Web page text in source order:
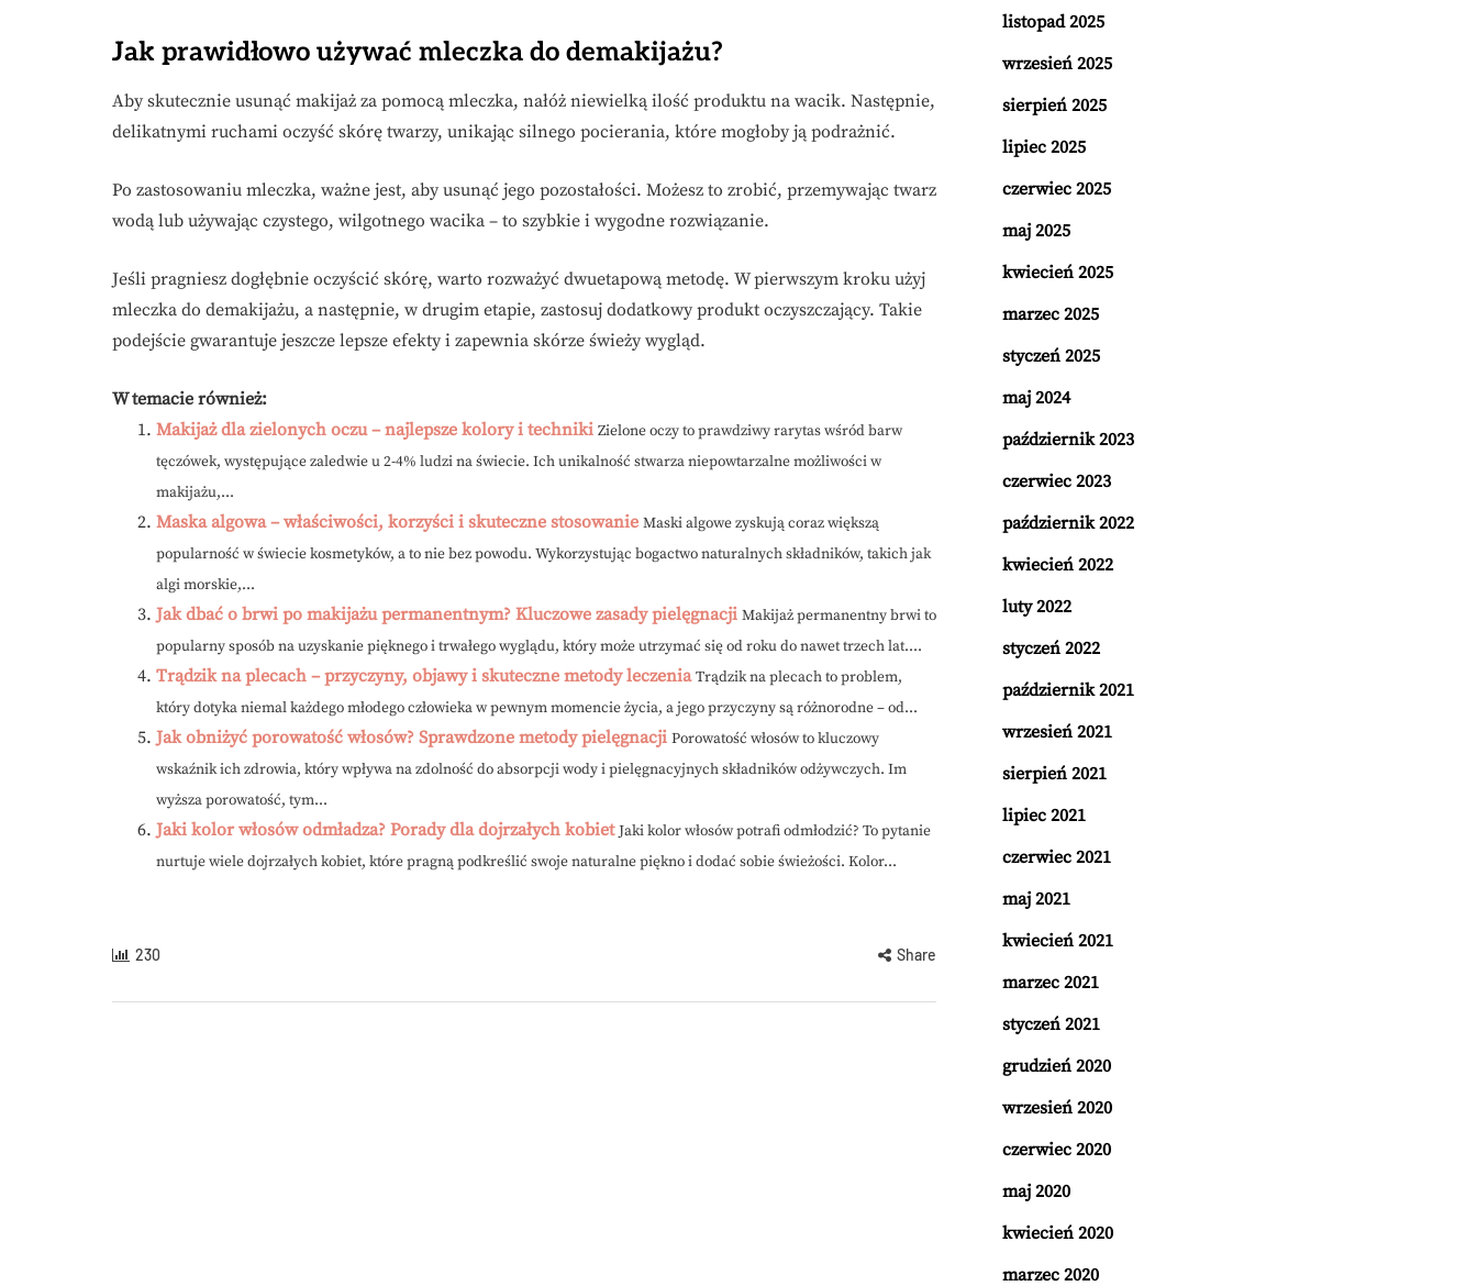
Jak prawidłowo używać mleczka do demakijażu?
Aby skutecznie usunąć makijaż za pomocą mleczka, nałóż niewielką ilość produktu na wacik. Następnie,
delikatnymi ruchami oczyść skórę twarzy, unikając silnego pocierania, które mogłoby ją podrażnić.
Po zastosowaniu mleczka, ważne jest, aby usunąć jego pozostałości. Możesz to zrobić, przemywając twarz
wodą lub używając czystego, wilgotnego wacika – to szybkie i wygodne rozwiązanie.
Jeśli pragniesz dogłębnie oczyścić skórę, warto rozważyć dwuetapową metodę. W pierwszym kroku użyj
mleczka do demakijażu, a następnie, w drugim etapie, zastosuj dodatkowy produkt oczyszczający. Takie
podejście gwarantuje jeszcze lepsze efekty i zapewnia skórze świeży wygląd.
W temacie również:
Makijaż dla zielonych oczu – najlepsze kolory i techniki Zielone oczy to prawdziwy rarytas wśród barw
tęczówek, występujące zaledwie u 2-4% ludzi na świecie. Ich unikalność stwarza niepowtarzalne możliwości w
makijażu,...
Maska algowa – właściwości, korzyści i skuteczne stosowanie Maski algowe zyskują coraz większą
popularność w świecie kosmetyków, a to nie bez powodu. Wykorzystując bogactwo naturalnych składników, takich jak
algi morskie,...
Jak dbać o brwi po makijażu permanentnym? Kluczowe zasady pielęgnacji Makijaż permanentny brwi to
popularny sposób na uzyskanie pięknego i trwałego wyglądu, który może utrzymać się od roku do nawet trzech lat....
Trądzik na plecach – przyczyny, objawy i skuteczne metody leczenia Trądzik na plecach to problem,
który dotyka niemal każdego młodego człowieka w pewnym momencie życia, a jego przyczyny są różnorodne – od...
Jak obniżyć porowatość włosów? Sprawdzone metody pielęgnacji Porowatość włosów to kluczowy
wskaźnik ich zdrowia, który wpływa na zdolność do absorpcji wody i pielęgnacyjnych składników odżywczych. Im
wyższa porowatość, tym...
Jaki kolor włosów odmładza? Porady dla dojrzałych kobiet Jaki kolor włosów potrafi odmłodzić? To pytanie
nurtuje wiele dojrzałych kobiet, które pragną podkreślić swoje naturalne piękno i dodać sobie świeżości. Kolor...
230 Share
listopad 2025
wrzesień 2025
sierpień 2025
lipiec 2025
czerwiec 2025
maj 2025
kwiecień 2025
marzec 2025
styczeń 2025
maj 2024
październik 2023
czerwiec 2023
październik 2022
kwiecień 2022
luty 2022
styczeń 2022
październik 2021
wrzesień 2021
sierpień 2021
lipiec 2021
czerwiec 2021
maj 2021
kwiecień 2021
marzec 2021
styczeń 2021
grudzień 2020
wrzesień 2020
czerwiec 2020
maj 2020
kwiecień 2020
marzec 2020